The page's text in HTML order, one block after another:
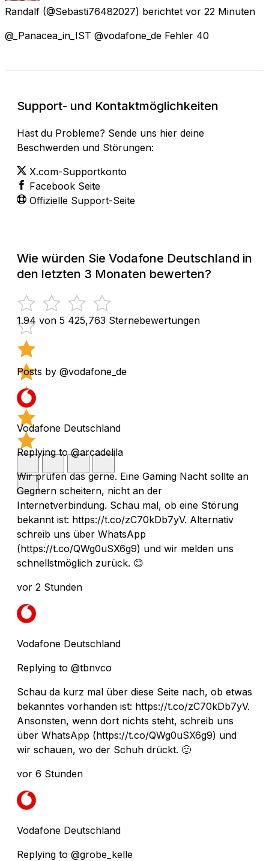
Randalf (@Sebasti76482027) berichtet vor 22 Minuten
@_Panacea_in_IST @vodafone_de Fehler 40
Support- und Kontaktmöglichkeiten
Hast du Probleme? Sende uns hier deine
Beschwerden und Störungen:
X.com-Supportkonto
Facebook Seite
Offizielle Support-Seite
Wie würden Sie Vodafone Deutschland in
den letzten 3 Monaten bewerten?
1.94 von 5 425,763 Sternebewertungen
Posts by @vodafone_de
Vodafone Deutschland
Replying to @arcadelila
Wir prüfen das gerne. Eine Gaming Nacht sollte an
Gegnern scheitern, nicht an der
Internetverbindung. Schau mal, ob eine Störung
bekannt ist: https://t.co/zC70kDb7yV. Alternativ
schreib uns über WhatsApp
(https://t.co/QWg0uSX6g9) und wir melden uns
schnellstmöglich zurück. 😊
vor 2 Stunden
Vodafone Deutschland
Replying to @tbnvco
Schau da kurz mal über diese Seite nach, ob etwas
bekanntes vorhanden ist: https://t.co/zC70kDb7yV.
Ansonsten, wenn dort nichts steht, schreib uns
über WhatsApp (https://t.co/QWg0uSX6g9) und
wir schauen, wo der Schuh drückt. 🙂
vor 6 Stunden
Vodafone Deutschland
Replying to @grobe_kelle